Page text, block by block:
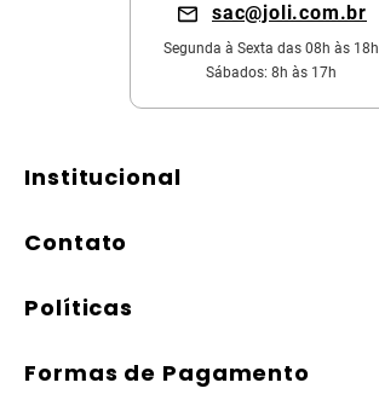
sac@joli.com.br
Segunda à Sexta das 08h às 18h
Sábados: 8h às 17h
Institucional
Contato
Políticas
Formas de Pagamento